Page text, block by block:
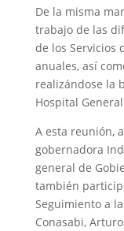
De la misma
trabajo de las
de los Servicios
anuales, así
realizándose la
Hospital
A esta reunión,
gobernadora
general de
también
Seguimiento a
Conasabi,